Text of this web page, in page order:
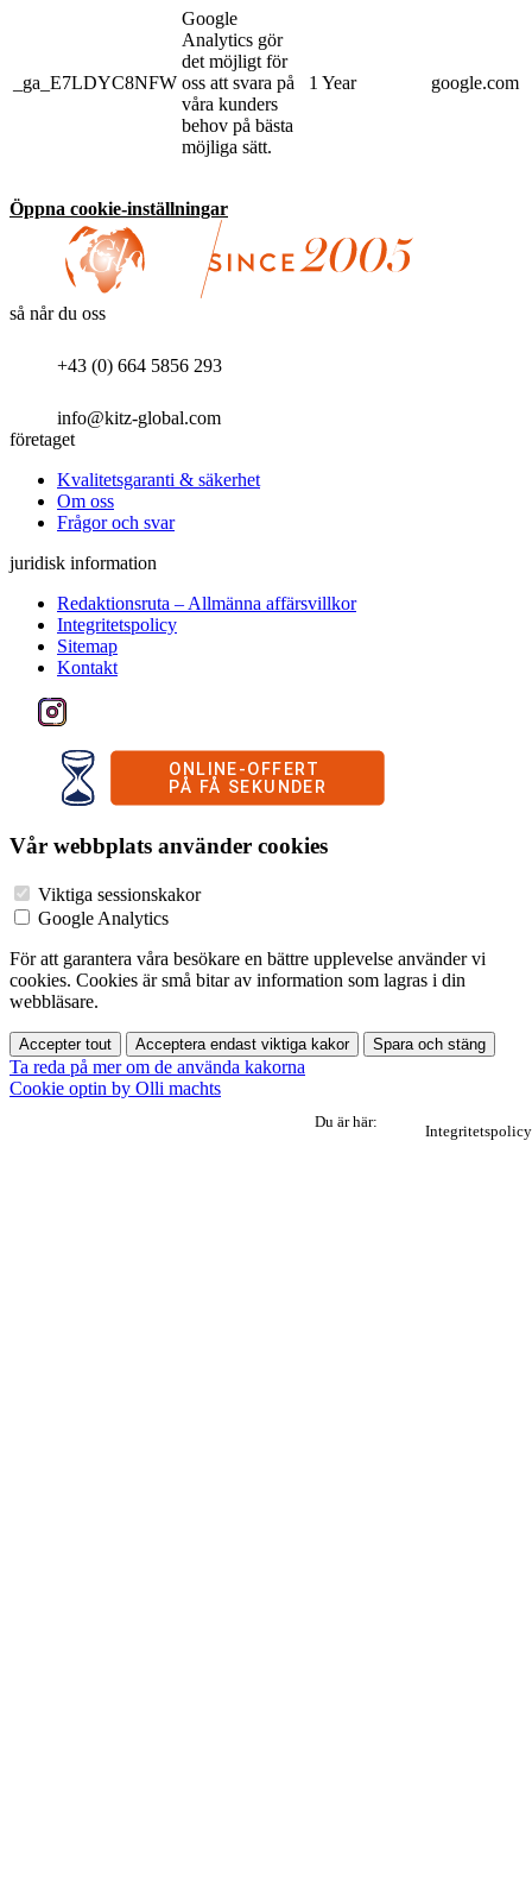
Du är här:
Integritetspolicy
_ga_E7LDYC8NFW
Google
Analytics gör
det möjligt för
oss att svara på
våra kunders
behov på bästa
möjliga sätt.
1 Year google.com
Öppna cookie-inställningar
så når du oss
+43 (0) 664 5856 293
info@kitz-global.com
företaget
Kvalitetsgaranti & säkerhet
Om oss
Frågor och svar
juridisk information
Redaktionsruta – Allmänna affärsvillkor
Integritetspolicy
Sitemap
Kontakt
Vår webbplats använder cookies
Viktiga sessionskakor
Google Analytics
För att garantera våra besökare en bättre upplevelse använder vi
cookies. Cookies är små bitar av information som lagras i din
webbläsare.
Accepter tout Acceptera endast viktiga kakor Spara och stäng
Ta reda på mer om de använda kakorna
Cookie optin by Olli machts